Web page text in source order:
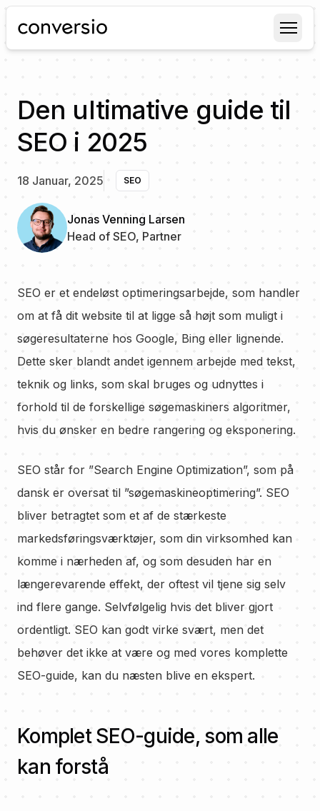
Conversio
Den ultimative guide til
SEO i 2025
18 Januar, 2025 SEO
Jonas Venning Larsen
Head of SEO, Partner
SEO er et endeløst optimeringsarbejde, som handler
om at få dit website til at ligge så højt som muligt i
søgeresultaterne hos Google, Bing eller lignende.
Dette sker blandt andet igennem arbejde med tekst,
teknik og links, som skal bruges og udnyttes i
forhold til de forskellige søgemaskiners algoritmer,
hvis du ønsker en bedre rangering og eksponering.
SEO står for ”Search Engine Optimization”, som på
dansk er oversat til ”søgemaskineoptimering”. SEO
bliver betragtet som et af de stærkeste
markedsføringsværktøjer, som din virksomhed kan
komme i nærheden af, og som desuden har en
længerevarende effekt, der oftest vil tjene sig selv
ind flere gange. Selvfølgelig hvis det bliver gjort
ordentligt. SEO kan godt virke svært, men det
behøver det ikke at være og med vores komplette
SEO-guide, kan du næsten blive en ekspert.
Komplet SEO-guide, som alle
kan forstå